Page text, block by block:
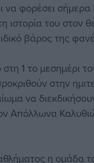
να φορέσει
ιστορία του στον
βάρος της
στη 1 το μεσημέρι
στην
να
Απόλλωνα
η ομάδα